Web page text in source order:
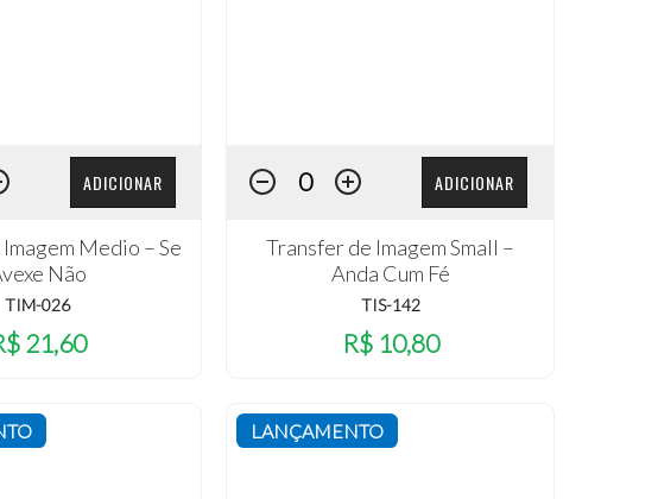
ADICIONAR
Medio – Se
Não
TIM-026
21,60
ADICIONAR
Transfer de Imagem Small –
Anda Cum Fé
TIS-142
R$ 10,80
LANÇAMENTO